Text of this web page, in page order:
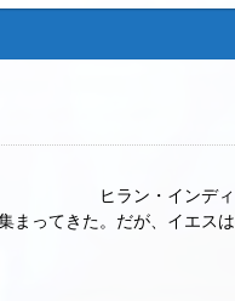
ラン・インディ
まってきた。だが、イエスは